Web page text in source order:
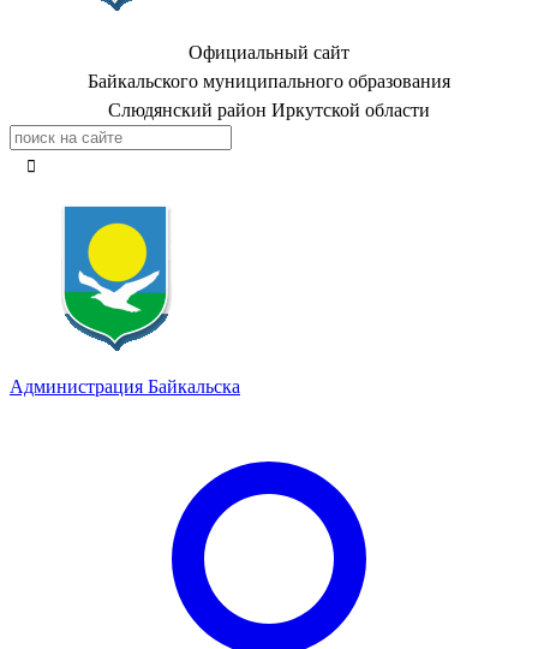
Официальный сайт
Байкальского муниципального образования
Слюдянский район Иркутской области
Администрация Байкальска